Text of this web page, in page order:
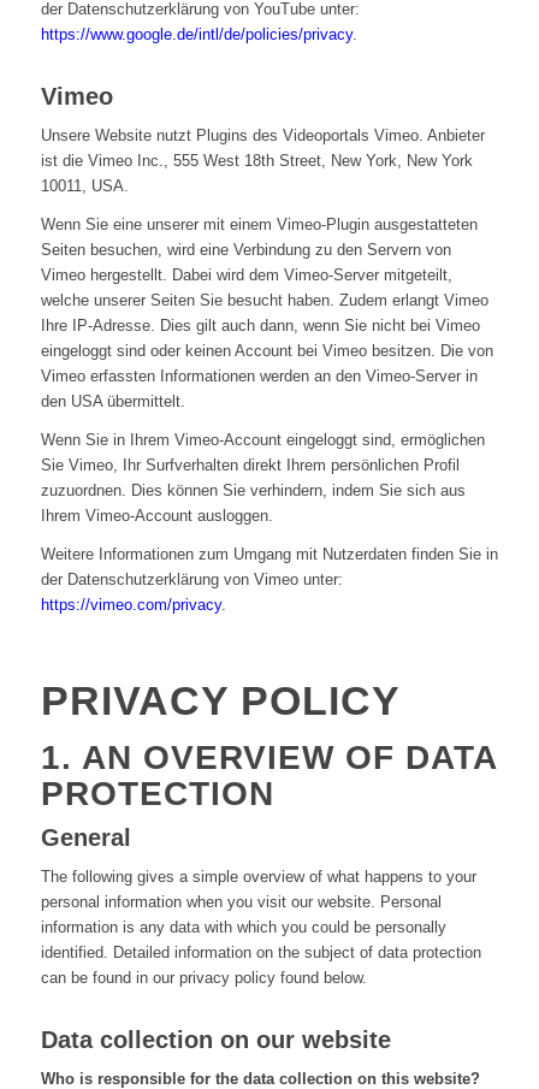
der Datenschutzerklärung von YouTube unter:
https://www.google.de/intl/de/policies/privacy.
Vimeo
Unsere Website nutzt Plugins des Videoportals Vimeo. Anbieter
ist die Vimeo Inc., 555 West 18th Street, New York, New York
10011, USA.
Wenn Sie eine unserer mit einem Vimeo-Plugin ausgestatteten
Seiten besuchen, wird eine Verbindung zu den Servern von
Vimeo hergestellt. Dabei wird dem Vimeo-Server mitgeteilt,
welche unserer Seiten Sie besucht haben. Zudem erlangt Vimeo
Ihre IP-Adresse. Dies gilt auch dann, wenn Sie nicht bei Vimeo
eingeloggt sind oder keinen Account bei Vimeo besitzen. Die von
Vimeo erfassten Informationen werden an den Vimeo-Server in
den USA übermittelt.
Wenn Sie in Ihrem Vimeo-Account eingeloggt sind, ermöglichen
Sie Vimeo, Ihr Surfverhalten direkt Ihrem persönlichen Profil
zuzuordnen. Dies können Sie verhindern, indem Sie sich aus
Ihrem Vimeo-Account ausloggen.
Weitere Informationen zum Umgang mit Nutzerdaten finden Sie in
der Datenschutzerklärung von Vimeo unter:
https://vimeo.com/privacy.
PRIVACY POLICY
1. AN OVERVIEW OF DATA
PROTECTION
General
The following gives a simple overview of what happens to your
personal information when you visit our website. Personal
information is any data with which you could be personally
identified. Detailed information on the subject of data protection
can be found in our privacy policy found below.
Data collection on our website
Who is responsible for the data collection on this website?